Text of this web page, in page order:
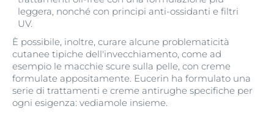
leggera, nonché con principi anti-ossidanti e filtri
UV.
È possibile, inoltre, curare alcune problematicità
cutanee tipiche dell'invecchiamento, come ad
esempio le macchie scure sulla pelle, con creme
formulate appositamente. Eucerin ha formulato una
serie di trattamenti e creme antirughe specifiche per
ogni esigenza: vediamole insieme.